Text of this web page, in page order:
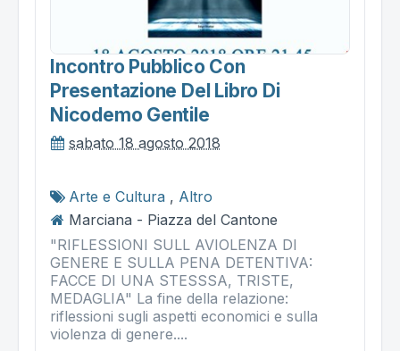
Incontro Pubblico Con
Presentazione Del Libro Di
Nicodemo Gentile
sabato 18 agosto 2018
Arte e Cultura , Altro
Marciana - Piazza del Cantone
"RIFLESSIONI SULL AVIOLENZA DI
GENERE E SULLA PENA DETENTIVA:
FACCE DI UNA STESSSA, TRISTE,
MEDAGLIA" La fine della relazione:
riflessioni sugli aspetti economici e sulla
violenza di genere....